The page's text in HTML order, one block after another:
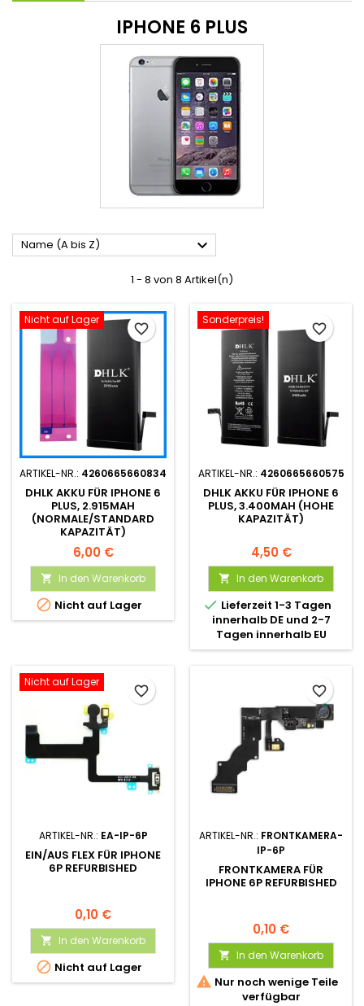
IPHONE 6 PLUS
Name (A bis Z) 
1 - 8 von 8 Artikel(n)
Nicht auf Lager
ARTIKEL-NR.: 4260665660834
DHLK AKKU FÜR IPHONE 6
PLUS, 2.915MAH
(NORMALE/STANDARD
KAPAZITÄT)
6,00 €
 In den Warenkorb
 Nicht auf Lager
favorite_border
Sonderpreis!
ARTIKEL-NR.: 4260665660575
DHLK AKKU FÜR IPHONE 6
PLUS, 3.400MAH (HOHE
KAPAZITÄT)
4,50 €
 In den Warenkorb
 Lieferzeit 1-3 Tagen
innerhalb DE und 2-7
Tagen innerhalb EU
favorite_border
Nicht auf Lager
ARTIKEL-NR.: EA-IP-6P
EIN/AUS FLEX FÜR IPHONE
6P REFURBISHED
0,10 €
 In den Warenkorb
 Nicht auf Lager
favorite_border
ARTIKEL-NR.: FRONTKAMERA-
IP-6P
FRONTKAMERA FÜR
IPHONE 6P REFURBISHED
0,10 €
 In den Warenkorb
 Nur noch wenige Teile
verfügbar
favorite_border